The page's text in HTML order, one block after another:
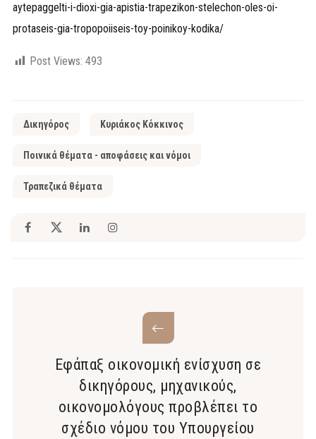
aytepaggelti-i-dioxi-gia-apistia-trapezikon-stelechon-oles-oi-
protaseis-gia-tropopoiiseis-toy-poinikoy-kodika/
Post Views: 493
Δικηγόρος Κυριάκος Κόκκινος
Ποινικά θέματα - αποφάσεις και νόμοι
Τραπεζικά θέματα
Εφάπαξ οικονομική ενίσχυση σε
δικηγόρους, μηχανικούς,
οικονομολόγους προβλέπει το
σχέδιο νόμου του Υπουργείου